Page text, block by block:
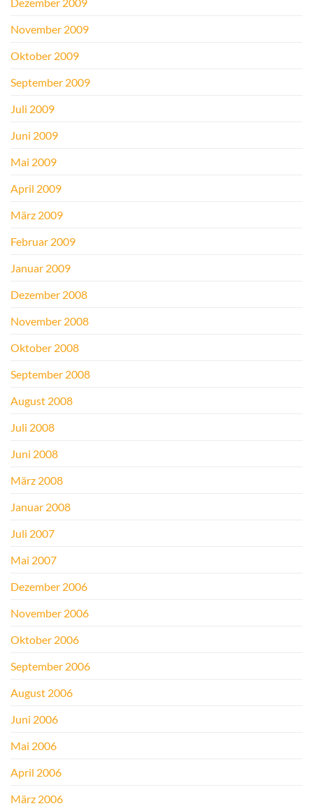
November 2009
Oktober 2009
September 2009
Juli 2009
Juni 2009
Mai 2009
April 2009
März 2009
Februar 2009
Januar 2009
Dezember 2008
November 2008
Oktober 2008
September 2008
August 2008
Juli 2008
Juni 2008
März 2008
Januar 2008
Juli 2007
Mai 2007
Dezember 2006
November 2006
Oktober 2006
September 2006
August 2006
Juni 2006
Mai 2006
April 2006
März 2006